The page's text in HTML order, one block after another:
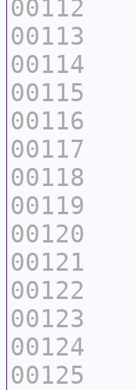
00112
00113
00114
00115
00116
00117
00118
00119
00120
00121
00122
00123
00124
00125